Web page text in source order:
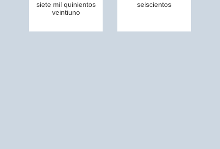
siete mil quinientos
veintiuno
seiscientos